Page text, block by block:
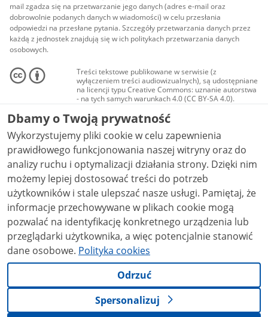
mail zgadza się na przetwarzanie jego danych (adres e-mail oraz
dobrowolnie podanych danych w wiadomości) w celu przesłania
odpowiedzi na przesłane pytania. Szczegóły przetwarzania danych przez
każdą z jednostek znajdują się w ich politykach przetwarzania danych
osobowych.
Treści tekstowe publikowane w serwisie (z
wyłączeniem treści audiowizualnych), są udostępniane
na licencji typu Creative Commons: uznanie autorstwa
- na tych samych warunkach 4.0 (CC BY-SA 4.0).
Materiały audiowizualne, w tym zdjęcia, materiały
audio i wideo, są udostępniane na licencji typu
Creative Commons: uznanie autorstwa użycie
niekomercyjne - bez utworów zależnych 4.0 (CC BY-
NC-ND 4.0), o ile nie jest to stwierdzone inaczej.
Dbamy o Twoją prywatność
Wykorzystujemy pliki cookie w celu zapewnienia
prawidłowego funkcjonowania naszej witryny oraz do
analizy ruchu i optymalizacji działania strony. Dzięki nim
możemy lepiej dostosować treści do potrzeb
użytkowników i stale ulepszać nasze usługi. Pamiętaj, że
informacje przechowywane w plikach cookie mogą
pozwalać na identyfikację konkretnego urządzenia lub
przeglądarki użytkownika, a więc potencjalnie stanowić
dane osobowe. Polityka cookies
Odrzuć
Spersonalizuj